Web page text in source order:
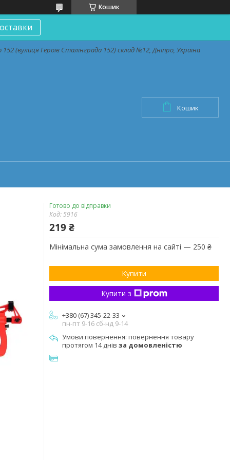
Кошик
(вулиця Героїв Сталінграда 152) склад №12, Дніпро, Україна
Кошик
Готово до відправки
Код:5916
219 ₴
Мінімальна сума замовлення на сайті — 250 ₴
Купити
Купити з
+380 (67) 345-22-33
пн-пт 9-16 сб-нд 9-14
повернення товару
протягом 14 днів за домовленістю